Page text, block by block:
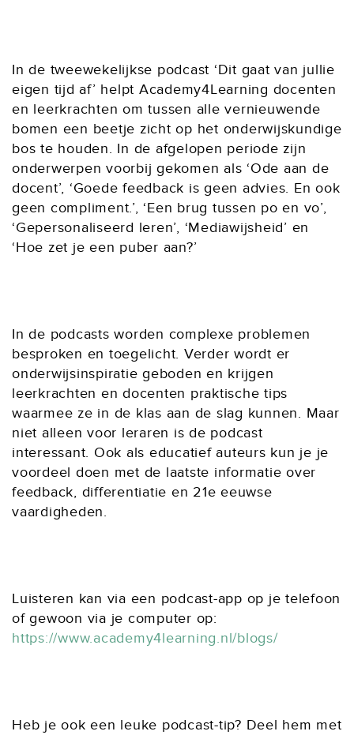
In de tweewekelijkse podcast ‘Dit gaat van jullie
eigen tijd af’ helpt Academy4Learning docenten
en leerkrachten om tussen alle vernieuwende
bomen een beetje zicht op het onderwijskundige
bos te houden. In de afgelopen periode zijn
onderwerpen voorbij gekomen als ‘Ode aan de
docent’, ‘Goede feedback is geen advies. En ook
geen compliment.’, ‘Een brug tussen po en vo’,
‘Gepersonaliseerd leren’, ‘Mediawijsheid’ en
‘Hoe zet je een puber aan?’
In de podcasts worden complexe problemen
besproken en toegelicht. Verder wordt er
onderwijsinspiratie geboden en krijgen
leerkrachten en docenten praktische tips
waarmee ze in de klas aan de slag kunnen. Maar
niet alleen voor leraren is de podcast
interessant. Ook als educatief auteurs kun je je
voordeel doen met de laatste informatie over
feedback, differentiatie en 21e eeuwse
vaardigheden.
Luisteren kan via een podcast-app op je telefoon
of gewoon via je computer op:
https://www.academy4learning.nl/blogs/
Heb je ook een leuke podcast-tip? Deel hem met